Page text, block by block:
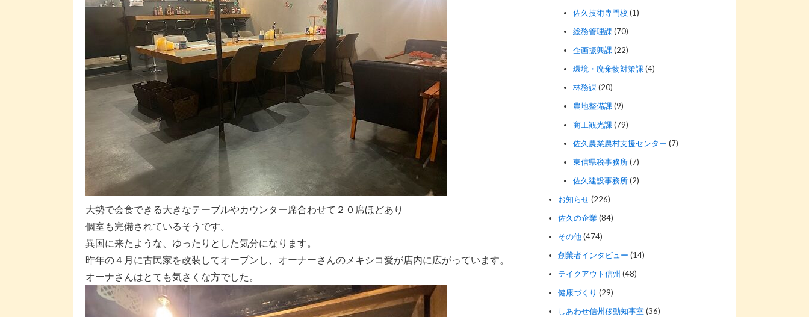
大勢で会食できる大きなテーブルやカウンター席合わせて２０席ほどあり
個室も完備されているそうです。
異国に来たような、ゆったりとした気分になります。
昨年の４月に古民家を改装してオープンし、オーナーさんのメキシコ愛が店内に広がっています。
オーナさんはとても気さくな方でした。
佐久技術専門校 (1)
総務管理課 (70)
企画振興課 (22)
環境・廃棄物対策課 (4)
林務課 (20)
農地整備課 (9)
商工観光課 (79)
佐久農業農村支援センター (7)
東信県税事務所(7)
佐久建設事務所(2)
お知らせ(226)
佐久の企業(84)
その他(474)
創業者インタビュー (14)
テイクアウト信州 (48)
健康づくり (29)
しあわせ信州移動知事室(36)